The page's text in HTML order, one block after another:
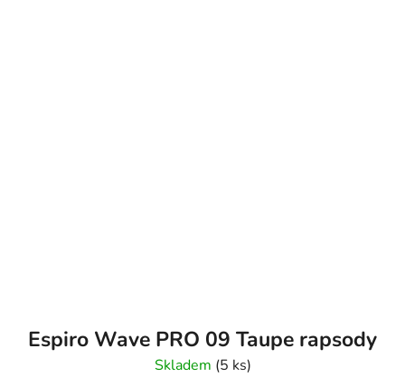
Espiro Wave PRO 09 Taupe rapsody
Skladem (5 ks)